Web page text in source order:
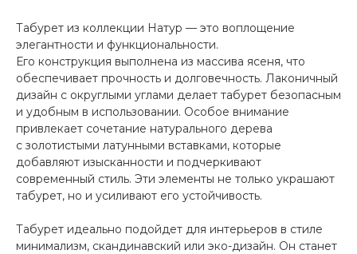
Табурет из коллекции Натур — это воплощение
элегантности и функциональности.
Его конструкция выполнена из массива ясеня, что
обеспечивает прочность и долговечность. Лаконичный
дизайн с округлыми углами делает табурет безопасным
и удобным в использовании. Особое внимание
привлекает сочетание натурального дерева
с золотистыми латунными вставками, которые
добавляют изысканности и подчеркивают
современный стиль. Эти элементы не только украшают
табурет, но и усиливают его устойчивость.
Табурет идеально подойдет для интерьеров в стиле
минимализм, скандинавский или эко-дизайн. Он станет